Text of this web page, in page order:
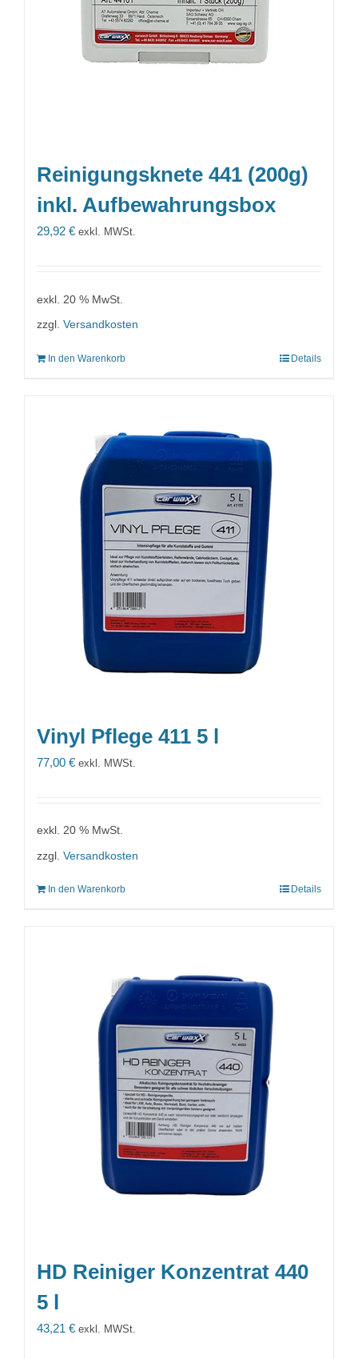
Reinigungsknete 441 (200g)
inkl. Aufbewahrungsbox
29,92 € exkl. MWSt.
exkl. 20 % MwSt.
zzgl. Versandkosten
In den Warenkorb Details
Vinyl Pflege 411 5 l
77,00 € exkl. MWSt.
exkl. 20 % MwSt.
zzgl. Versandkosten
In den Warenkorb Details
HD Reiniger Konzentrat 440
5 l
43,21 € exkl. MWSt.